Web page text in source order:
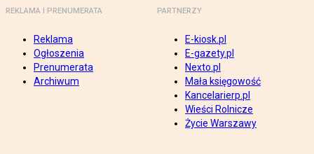
REKLAMA I PRENUMERATA
Reklama
Ogłoszenia
Prenumerata
Archiwum
PARTNERZY
E-kiosk.pl
E-gazety.pl
Nexto.pl
Mała księgowość
Kancelarierp.pl
Wieści Rolnicze
Życie Warszawy